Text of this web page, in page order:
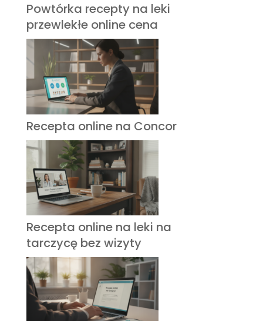
Powtórka recepty na leki
przewlekłe online cena
Recepta online na Concor
Recepta online na leki na
tarczycę bez wizyty